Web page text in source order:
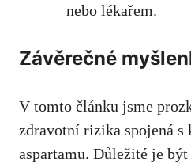
nebo lékařem.
Závěrečné
V tomto článku jsme
zdravotní rizika spojená ​s
aspartamu.​ Důležité je